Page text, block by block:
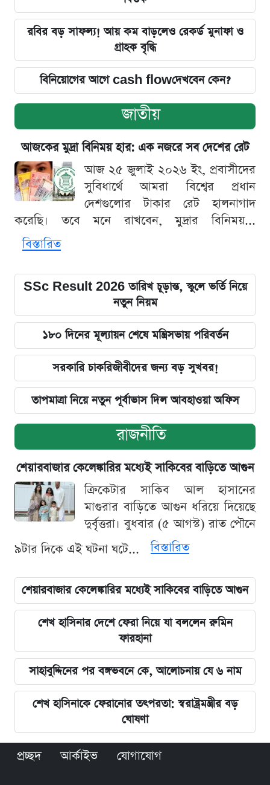
রবির বড় সাফল্য! আয় কম বাড়লেও রেকর্ড মুনাফা ও
গ্রাহক বৃদ্ধি
বিনিয়োগের আগে cash flowদেখবেন কেন?
জাতীয়
আজকের মুদ্রা বিনিময় হার: এক নজরে সব দেশের রেট
আজ ২৫ জুলাই ২০২৬ ইং, প্রবাসীদের
সুবিধার্থে আমরা বিশ্বের প্রধান
দেশগুলোর টাকার রেট হালনাগাদ
করেছি। তবে মনে রাখবেন, মুদ্রার বিনিময়...
বিস্তারিত
SSc Result 2026 তারিখ চূড়ান্ত, স্কুলে ভর্তি নিয়ে
নতুন নিয়ম
১৮০ দিনের মূল্যায়ন শেষে মন্ত্রিসভায় পরিবর্তন
সরকারি চাকরিজীবীদের জন্য বড় সুখবর!
তাপমাত্রা নিয়ে নতুন পূর্বাভাস দিল আবহাওয়া অফিস
রাজনীতি
শেয়ারবাজার কেলেঙ্কারির মধ্যেই সাকিবের বাড়িতে আগুন
ক্রিকেটার সাকিব আল হাসানের
মাগুরার বাড়িতে আগুন ধরিয়ে দিয়েছে
দুর্বৃত্তরা। বুধবার (৫ আগস্ট) রাত পৌনে
৯টার দিকে এই ঘটনা ঘটে...
বিস্তারিত
শেয়ারবাজার কেলেঙ্কারির মধ্যেই সাকিবের বাড়িতে আগুন
শেখ হাসিনার দেশে ফেরা নিয়ে যা বললেন রুমিন
ফারহানা
সাহাবুদ্দিনের পর বঙ্গভবনে কে, আলোচনায় যে ৬ নাম
শেখ হাসিনাকে ফেরানোর তৎপরতা: স্বরাষ্ট্রমন্ত্রীর বড়
ঘোষণা
প্রচ্ছদ আর্কাইভ যোগাযোগ